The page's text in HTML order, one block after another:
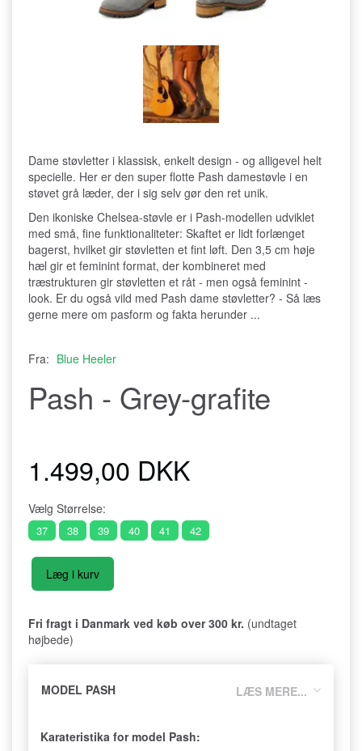
Dame støvletter i klassisk, enkelt design - og alligevel helt
specielle. Her er den super flotte Pash damestøvle i en
støvet grå læder, der i sig selv gør den ret unik.
Den ikoniske Chelsea-støvle er i Pash-modellen udviklet
med små, fine funktionaliteter: Skaftet er lidt forlænget
bagerst, hvilket gir støvletten et fint løft. Den 3,5 cm høje
hæl gir et feminint format, der kombineret med
træstrukturen gir støvletten et råt - men også feminint -
look. Er du også vild med Pash dame støvletter? - Så læs
gerne mere om pasform og fakta herunder ...
Fra: Blue Heeler
Pash - Grey-grafite
1.499,00 DKK
Vælg Størrelse:
37 38 39 40 41 42
Læg i kurv
Fri fragt i Danmark ved køb over 300 kr. (undtaget
højbede)
LÆS MERE...
MODEL PASH
Karateristika for model Pash: